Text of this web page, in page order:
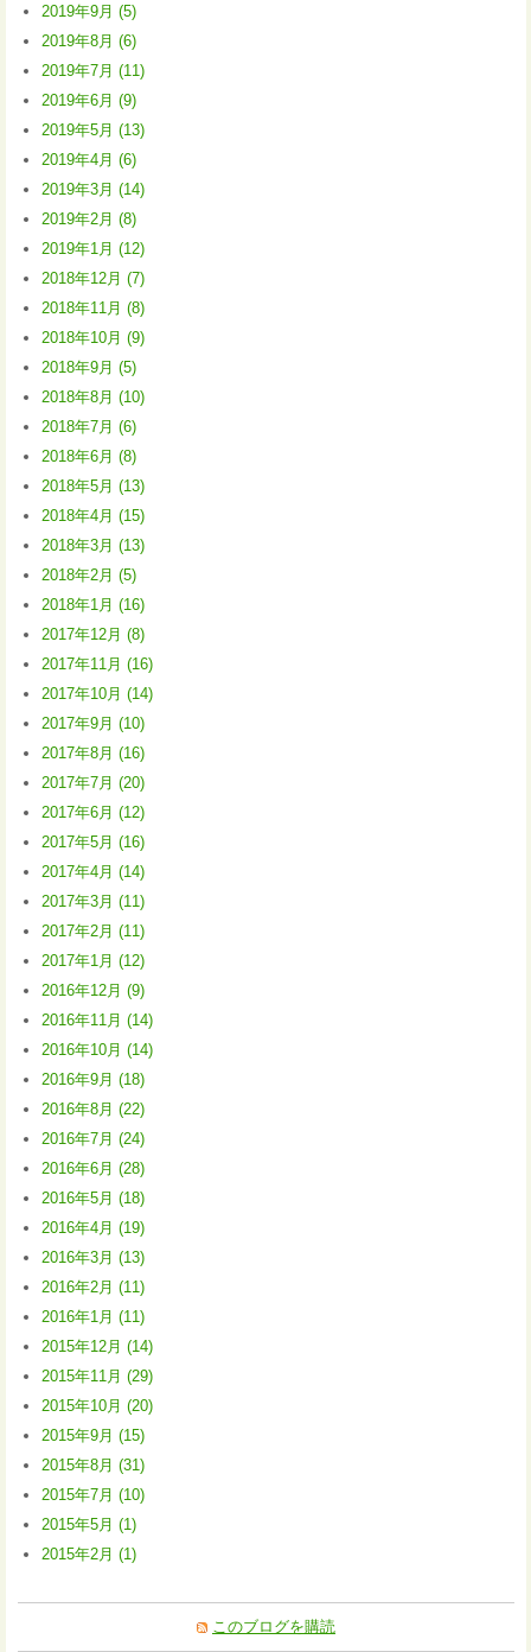
2019年9月 (5)
2019年8月 (6)
2019年7月 (11)
2019年6月 (9)
2019年5月 (13)
2019年4月 (6)
2019年3月 (14)
2019年2月 (8)
2019年1月 (12)
2018年12月 (7)
2018年11月 (8)
2018年10月 (9)
2018年9月 (5)
2018年8月 (10)
2018年7月 (6)
2018年6月 (8)
2018年5月 (13)
2018年4月 (15)
2018年3月 (13)
2018年2月 (5)
2018年1月 (16)
2017年12月 (8)
2017年11月 (16)
2017年10月 (14)
2017年9月 (10)
2017年8月 (16)
2017年7月 (20)
2017年6月 (12)
2017年5月 (16)
2017年4月 (14)
2017年3月 (11)
2017年2月 (11)
2017年1月 (12)
2016年12月 (9)
2016年11月 (14)
2016年10月 (14)
2016年9月 (18)
2016年8月 (22)
2016年7月 (24)
2016年6月 (28)
2016年5月 (18)
2016年4月 (19)
2016年3月 (13)
2016年2月 (11)
2016年1月 (11)
2015年12月 (14)
2015年11月 (29)
2015年10月 (20)
2015年9月 (15)
2015年8月 (31)
2015年7月 (10)
2015年5月 (1)
2015年2月 (1)
このブログを購読